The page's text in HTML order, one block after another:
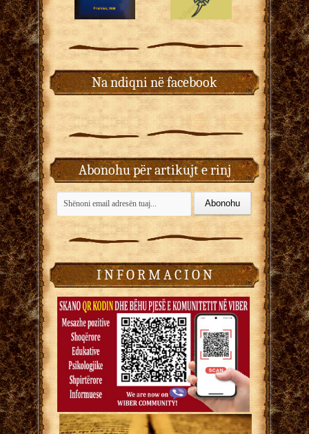
Na ndiqni në facebook
Abonohu për artikujt e rinj
I N F O R M A C I O N